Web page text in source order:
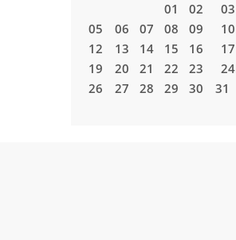
01 02 03
05
06 07 08 09 10
12
13 14 15 16 17
19
20 21 22 23 24
26
27 28 29 30 31